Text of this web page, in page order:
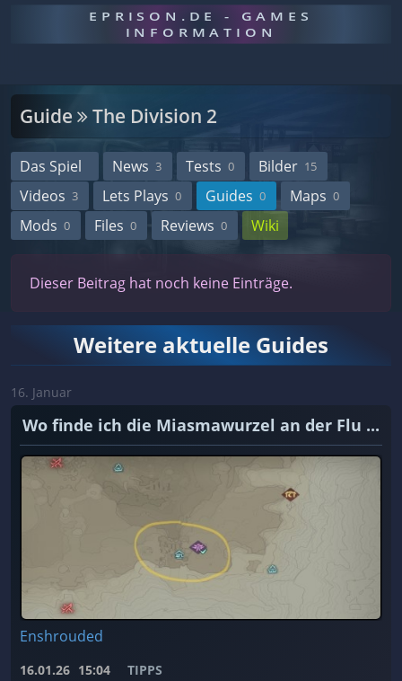
EPRISON.DE - GAMES
INFORMATION
Guide The Division 2
Das Spiel News 3 Tests 0 Bilder 15
Videos 3 Lets Plays 0 Guides 0 Maps 0
Mods 0 Files 0 Reviews 0 Wiki
Dieser Beitrag hat noch keine Einträge.
Weitere aktuelle Guides
16. Januar
Wo finde ich die Miasmawurzel an der Flu ...
Enshrouded
16.01.26 15:04 TIPPS